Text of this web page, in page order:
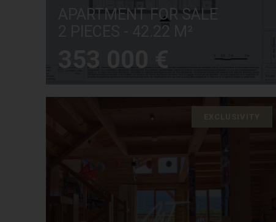
APARTMENT FOR SALE
2 PIECES - 42.22 M²
353 000 €